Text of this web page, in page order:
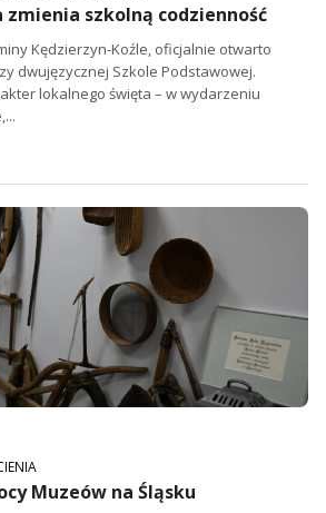
szkolną codzienność
Kędzierzyn-Koźle, oficjalnie otwarto
dwujęzycznej Szkole Podstawowej.
lokalnego święta – w wydarzeniu
Muzeów na Śląsku